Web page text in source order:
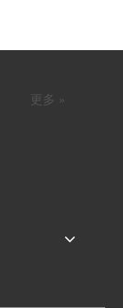
更多 »